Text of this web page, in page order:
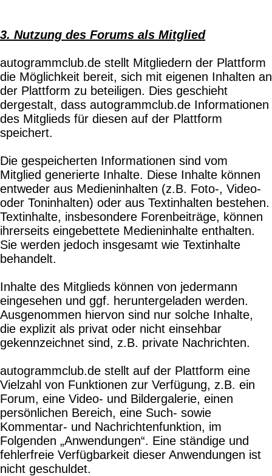
3. Nutzung des Forums als Mitglied
autogrammclub.de stellt Mitgliedern der Plattform
die Möglichkeit bereit, sich mit eigenen Inhalten an
der Plattform zu beteiligen. Dies geschieht
dergestalt, dass autogrammclub.de Informationen
des Mitglieds für diesen auf der Plattform
speichert.
Die gespeicherten Informationen sind vom
Mitglied generierte Inhalte. Diese Inhalte können
entweder aus Medieninhalten (z.B. Foto-, Video-
oder Toninhalten) oder aus Textinhalten bestehen.
Textinhalte, insbesondere Forenbeiträge, können
ihrerseits eingebettete Medieninhalte enthalten.
Sie werden jedoch insgesamt wie Textinhalte
behandelt.
Inhalte des Mitglieds können von jedermann
eingesehen und ggf. heruntergeladen werden.
Ausgenommen hiervon sind nur solche Inhalte,
die explizit als privat oder nicht einsehbar
gekennzeichnet sind, z.B. private Nachrichten.
autogrammclub.de stellt auf der Plattform eine
Vielzahl von Funktionen zur Verfügung, z.B. ein
Forum, eine Video- und Bildergalerie, einen
persönlichen Bereich, eine Such- sowie
Kommentar- und Nachrichtenfunktion, im
Folgenden „Anwendungen“. Eine ständige und
fehlerfreie Verfügbarkeit dieser Anwendungen ist
nicht geschuldet.